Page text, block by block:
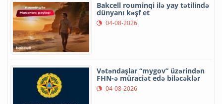
Bakcell rouminqi ilə yay tətilində
dünyanı kəşf et
04-08-2026
Vətəndaşlar “mygov” üzərindən
FHN-ə müraciət edə biləcəklər
04-08-2026